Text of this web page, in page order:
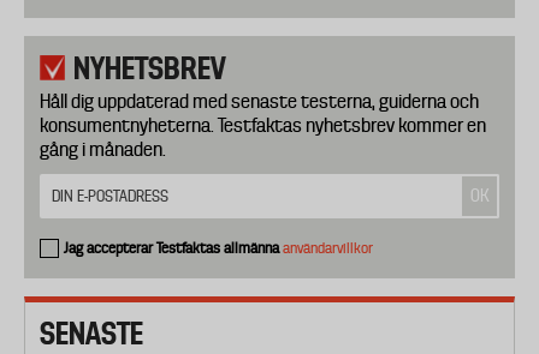
NYHETSBREV
Håll dig uppdaterad med senaste testerna, guiderna och
konsumentnyheterna. Testfaktas nyhetsbrev kommer en
gång i månaden.
Jag accepterar Testfaktas allmännaanvändarvillkor
SENASTE